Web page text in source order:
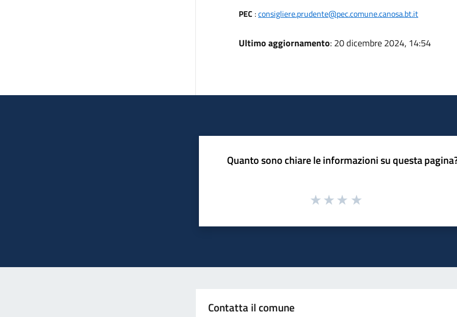
PEC :consigliere.prudente@pec.comune.canosa.bt.it
Ultimo aggiornamento: 20 dicembre 2024, 14:54
Quanto sono chiare le informazioni su questa
Contatta il comune